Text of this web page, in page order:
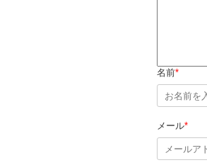
名前*
メール*